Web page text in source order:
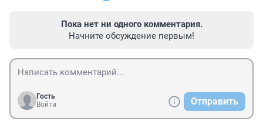
Пока нет ни одного комментария.
Начните обсуждение первым!
Гость
Войти
Отправить